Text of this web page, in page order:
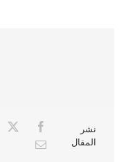
نشر
المقال